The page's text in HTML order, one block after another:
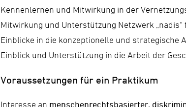
Kennenlernen und Mitwirkung in der
Mitwirkung und Unterstützung Netzwerk
Einblicke in die konzeptionelle und strategische
Einblick und Unterstützung in die Arbeit der
Voraussetzungen für ein Praktikum
Interesse an menschenrechtsbasierter,